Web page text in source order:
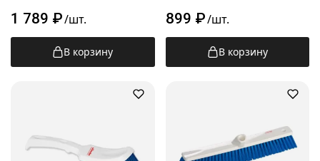
1 789 ₽/шт.
В корзину
899 ₽/шт.
В корзину